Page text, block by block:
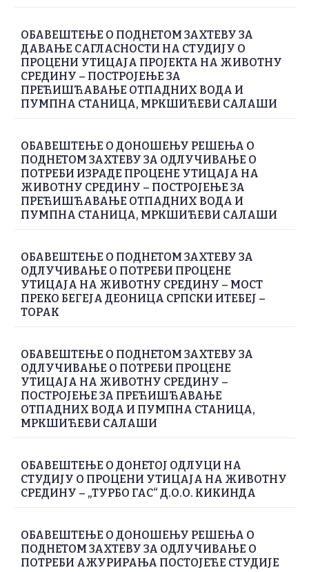
ОБАВЕШТЕЊЕ О ПОДНЕТОМ ЗАХТЕВУ ЗА
ДАВАЊЕ САГЛАСНОСТИ НА СТУДИЈУ О
ПРОЦЕНИ УТИЦАЈА ПРОЈЕКТА НА ЖИВОТНУ
СРЕДИНУ – ПОСТРОЈЕЊЕ ЗА
ПРЕЋИШЋАВАЊЕ ОТПАДНИХ ВОДА И
ПУМПНА СТАНИЦА, МРКШИЋЕВИ САЛАШИ
ОБАВЕШТЕЊЕ О ДОНОШЕЊУ РЕШЕЊА О
ПОДНЕТОМ ЗАХТЕВУ ЗА ОДЛУЧИВАЊЕ О
ПОТРЕБИ ИЗРАДЕ ПРОЦЕНЕ УТИЦАЈА НА
ЖИВОТНУ СРЕДИНУ – ПОСТРОЈЕЊЕ ЗА
ПРЕЋИШЋАВАЊЕ ОТПАДНИХ ВОДА И
ПУМПНА СТАНИЦА, МРКШИЋЕВИ САЛАШИ
ОБАВЕШТЕЊЕ О ПОДНЕТОМ ЗАХТЕВУ ЗА
ОДЛУЧИВАЊЕ О ПОТРЕБИ ПРОЦЕНЕ
УТИЦАЈА НА ЖИВОТНУ СРЕДИНУ – МОСТ
ПРЕКО БЕГЕЈА ДЕОНИЦА СРПСКИ ИТЕБЕЈ –
ТОРАК
ОБАВЕШТЕЊЕ О ПОДНЕТОМ ЗАХТЕВУ ЗА
ОДЛУЧИВАЊЕ О ПОТРЕБИ ПРОЦЕНЕ
УТИЦАЈА НА ЖИВОТНУ СРЕДИНУ –
ПОСТРОЈЕЊЕ ЗА ПРЕЋИШЋАВАЊЕ
ОТПАДНИХ ВОДА И ПУМПНА СТАНИЦА,
МРКШИЋЕВИ САЛАШИ
ОБАВЕШТЕЊЕ О ДОНЕТОЈ ОДЛУЦИ НА
СТУДИЈУ О ПРОЦЕНИ УТИЦАЈА НА ЖИВОТНУ
СРЕДИНУ – „ТУРБО ГАС“ Д.О.О. КИКИНДА
ОБАВЕШТЕЊЕ О ДОНОШЕЊУ РЕШЕЊА О
ПОДНЕТОМ ЗАХТЕВУ ЗА ОДЛУЧИВАЊЕ О
ПОТРЕБИ АЖУРИРАЊА ПОСТОЈЕЋЕ СТУДИЈЕ